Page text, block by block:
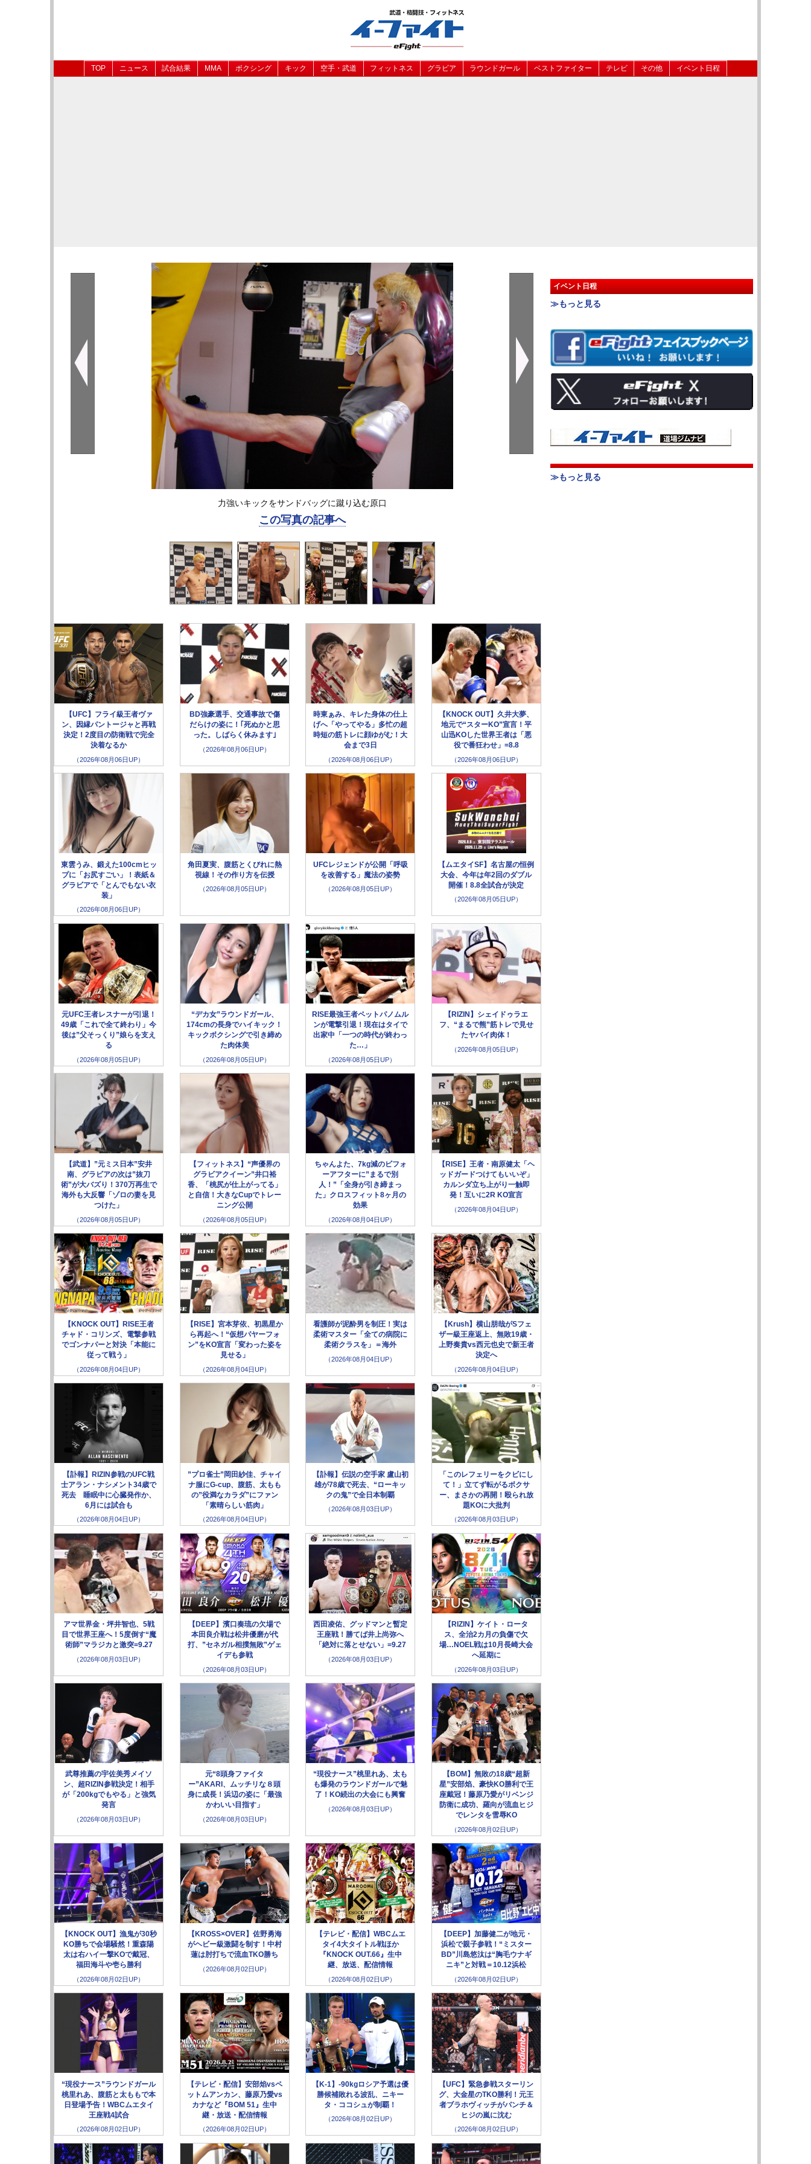
TOP ニュース 試合結果 MMA ボクシング キック 空手・武道 フィットネス グラビア ラウンドガール ベストファイター テレビ その他 イベント日程
力強いキックをサンドバッグに蹴り込む原口
この写真の記事へ
【UFC】フライ級王者ヴァ
ン、因縁パントージャと再戦
決定！2度目の防衛戦で完全
決着なるか
（2026年08月06日UP）
BD強豪選手、交通事故で傷
だらけの姿に！｢死ぬかと思
った。しばらく休みます｣
（2026年08月06日UP）
時東ぁみ、キレた身体の仕上
げへ「やってやる」多忙の超
時短の筋トレに顔ゆがむ！大
会まで3日
（2026年08月06日UP）
【KNOCK OUT】久井大夢、
地元で“スターKO”宣言！平
山迅KOした世界王者は「悪
役で番狂わせ」=8.8
（2026年08月06日UP）
東雲うみ、鍛えた100cmヒッ
プに「お尻すごい」！表紙＆
グラビアで「とんでもない衣
装」
（2026年08月06日UP）
角田夏実、腹筋とくびれに熱
視線！その作り方を伝授
（2026年08月05日UP）
UFCレジェンドが公開「呼吸
を改善する」魔法の姿勢
（2026年08月05日UP）
【ムエタイSF】名古屋の恒例
大会、今年は年2回のダブル
開催！8.8全試合が決定
（2026年08月05日UP）
元UFC王者レスナーが引退！
49歳「これで全て終わり」今
後は”父そっくり”娘らを支え
る
（2026年08月05日UP）
“デカ女”ラウンドガール、
174cmの長身でハイキック！
キックボクシングで引き締め
た肉体美
（2026年08月05日UP）
RISE最強王者ペットパノムル
ンが電撃引退！現在はタイで
出家中「一つの時代が終わっ
た…」
（2026年08月05日UP）
【RIZIN】シェイドゥラエ
フ、“まるで熊”筋トレで見せ
たヤバイ肉体！
（2026年08月05日UP）
【武道】”元ミス日本”安井
南、グラビアの次は”抜刀
術”が大バズり！370万再生で
海外も大反響「ゾロの妻を見
つけた」
（2026年08月05日UP）
【フィットネス】“声優界の
グラビアクイーン”井口裕
香、「桃尻が仕上がってる」
と自信！大きなCupでトレー
ニング公開
（2026年08月05日UP）
ちゃんよた、7kg減のビフォ
ーアフターに”まるで別
人！”「全身が引き締まっ
た」クロスフィット8ヶ月の
効果
（2026年08月04日UP）
【RISE】王者・南原健太「ヘ
ッドガードつけてもいいぞ」
カルンダ立ち上がり一触即
発！互いに2R KO宣言
（2026年08月04日UP）
【KNOCK OUT】RISE王者
チャド・コリンズ、電撃参戦
でゴンナパーと対決「本能に
従って戦う」
（2026年08月04日UP）
【RISE】宮本芽依、初黒星か
ら再起へ！“仮想パヤーフォ
ン”をKO宣言「変わった姿を
見せる」
（2026年08月04日UP）
看護師が泥酔男を制圧！実は
柔術マスター「全ての病院に
柔術クラスを」＝海外
（2026年08月04日UP）
【Krush】横山朋哉がSフェ
ザー級王座返上、無敗19歳・
上野奏貴vs西元也史で新王者
決定へ
（2026年08月04日UP）
【訃報】RIZIN参戦のUFC戦
士アラン・ナシメント34歳で
死去 睡眠中に心臓発作か、
6月には試合も
（2026年08月04日UP）
”プロ雀士”岡田紗佳、チャイ
ナ服にG-cup、腹筋、太もも
の”役満なカラダ”にファン
「素晴らしい筋肉」
（2026年08月04日UP）
【訃報】伝説の空手家 盧山初
雄が78歳で死去、“ローキッ
クの鬼”で全日本制覇
（2026年08月03日UP）
「このレフェリーをクビにし
て！」立てず転がるボクサ
ー、まさかの再開！殴られ放
題KOに大批判
（2026年08月03日UP）
アマ世界金・坪井智也、5戦
目で世界王座へ！5度倒す“魔
術師”マラジカと激突=9.27
（2026年08月03日UP）
【DEEP】濱口奏琉の欠場で
本田良介戦は松井優磨が代
打、”セネガル相撲無敗”ゲェ
イデも参戦
（2026年08月03日UP）
西田凌佑、グッドマンと暫定
王座戦！勝てば井上尚弥へ
「絶対に落とせない」=9.27
（2026年08月03日UP）
【RIZIN】ケイト・ロータ
ス、全治2カ月の負傷で欠
場…NOEL戦は10月長崎大会
へ延期に
（2026年08月03日UP）
武尊推薦の宇佐美秀メイソ
ン、超RIZIN参戦決定！相手
が「200kgでもやる」と強気
発言
（2026年08月03日UP）
元“8頭身ファイタ
ー”AKARI、ムッチリな８頭
身に成長！浜辺の姿に「最強
かわいい目指す」
（2026年08月03日UP）
“現役ナース”桃里れあ、太も
も爆発のラウンドガールで魅
了！KO続出の大会にも興奮
（2026年08月03日UP）
【BOM】無敗の18歳“超新
星”安部焰、豪快KO勝利で王
座戴冠！藤原乃愛がリベンジ
防衛に成功、羅向が流血ヒジ
でレンタを雪辱KO
（2026年08月02日UP）
【KNOCK OUT】漁鬼が30秒
KO勝ちで会場騒然！重森陽
太は右ハイ一撃KOで戴冠、
福田海斗や壱ら勝利
（2026年08月02日UP）
【KROSS×OVER】佐野勇海
がヘビー級激闘を制す！中村
蓮は肘打ちで流血TKO勝ち
（2026年08月02日UP）
【テレビ・配信】WBCムエ
タイ4大タイトル戦ほか
『KNOCK OUT.66』生中
継、放送、配信情報
（2026年08月02日UP）
【DEEP】加藤健二が地元・
浜松で親子参戦！“ミスター
BD”川島悠汰は“胸毛ウナギ
ニキ”と対戦＝10.12浜松
（2026年08月02日UP）
“現役ナース”ラウンドガール
桃里れあ、腹筋と太ももで本
日登場予告！WBCムエタイ
王座戦4試合
（2026年08月02日UP）
【テレビ・配信】安部焰vsペ
ットムアンカン、藤原乃愛vs
カナなど『BOM 51』生中
継・放送・配信情報
（2026年08月02日UP）
【K-1】-90kgロシア予選は優
勝候補敗れる波乱、ニキー
タ・ココシュが制覇！
（2026年08月02日UP）
【UFC】緊急参戦スターリン
グ、大金星のTKO勝利！元王
者ブラホヴィッチがパンチ＆
ヒジの嵐に沈む
（2026年08月02日UP）
イベント日程
≫もっと見る
≫もっと見る